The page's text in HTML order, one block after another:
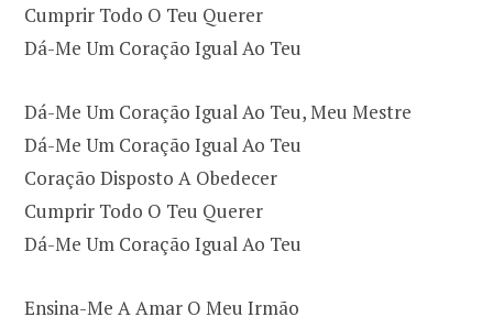
Cumprir Todo O Teu Querer
Dá-Me Um Coração Igual Ao Teu
Dá-Me Um Coração Igual Ao Teu, Meu Mestre
Dá-Me Um Coração Igual Ao Teu
Coração Disposto A Obedecer
Cumprir Todo O Teu Querer
Dá-Me Um Coração Igual Ao Teu
Ensina-Me A Amar O Meu Irmão